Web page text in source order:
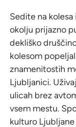
Sedite na
okolju prijazno
dekliško
kolesom
znamenitostih
Ljubljanici.
ulicah brez
vsem mestu.
kulturo